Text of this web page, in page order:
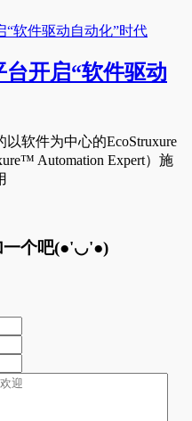
开启“软件驱动
软件为中心的EcoStruxure
Automation Expert）施
一个吧(●'◡'●)